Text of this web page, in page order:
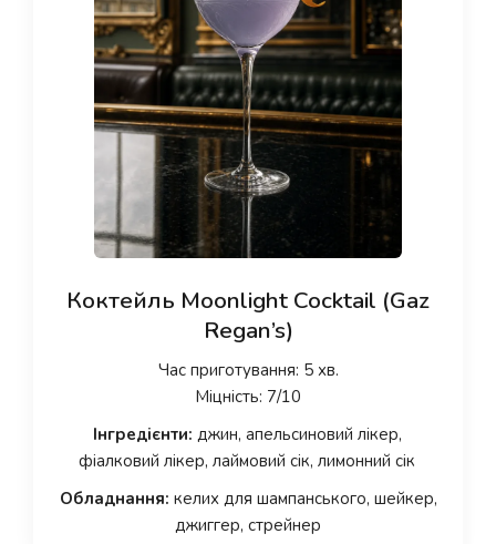
Коктейль Moonlight Cocktail (Gaz
Regan’s)
Час приготування: 5 хв.
Міцність: 7/10
Інгредієнти: джин, апельсиновий лікер,
фіалковий лікер, лаймовий сік, лимонний сік
Обладнання: келих для шампанського, шейкер,
джиггер, стрейнер